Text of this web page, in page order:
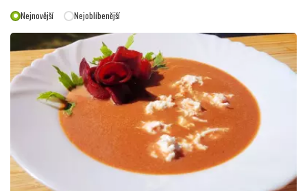
Nejnovější Nejoblíbenější